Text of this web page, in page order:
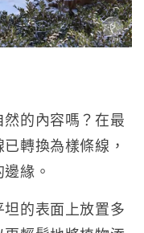
的內容嗎？在最
轉換為樣條線，
緣。
的表面上放置多